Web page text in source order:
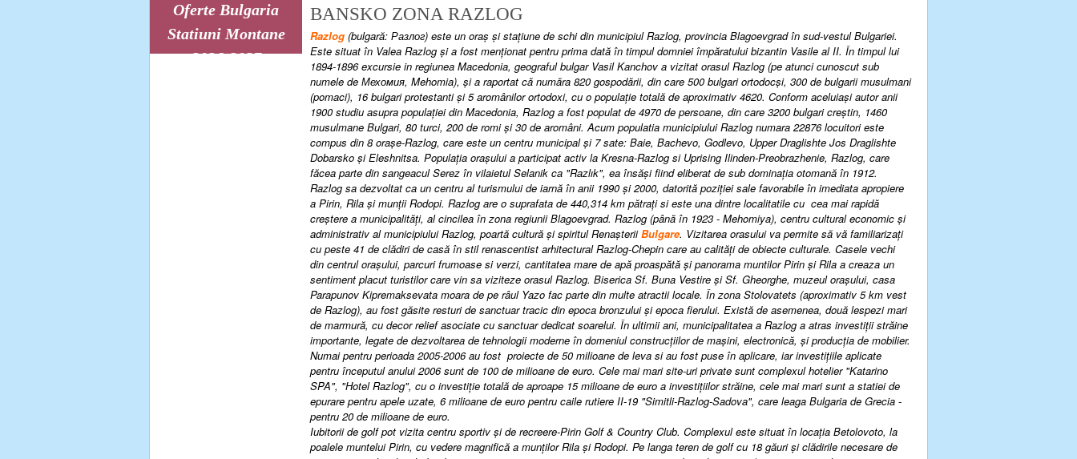
Oferte Bulgaria
Statiuni Montane
2026-2027
BANSKO ZONA RAZLOG
Razlog (bulgară: Разлог) este un oraş şi staţiune de schi din municipiul Razlog, provincia Blagoevgrad în sud-vestul Bulgariei.
Este situat în Valea Razlog şi a fost menţionat pentru prima dată în timpul domniei împăratului bizantin Vasile al II. În timpul lui
1894-1896 excursie in regiunea Macedonia, geograful bulgar Vasil Kanchov a vizitat orasul Razlog (pe atunci cunoscut sub
numele de Мехомия, Mehomia), şi a raportat că număra 820 gospodării, din care 500 bulgari ortodocşi, 300 de bulgarii musulmani
(pomaci), 16 bulgari protestanti şi 5 aromânilor ortodoxi, cu o populaţie totală de aproximativ 4620. Conform aceluiaşi autor anii
1900 studiu asupra populaţiei din Macedonia, Razlog a fost populat de 4970 de persoane, din care 3200 bulgari creştin, 1460
musulmane Bulgari, 80 turci, 200 de romi şi 30 de aromâni. Acum populatia municipiului Razlog numara 22876 locuitori este
compus din 8 oraşe-Razlog, care este un centru municipal şi 7 sate: Baie, Bachevo, Godlevo, Upper Draglishte Jos Draglishte
Dobarsko şi Eleshnitsa. Populaţia oraşului a participat activ la Kresna-Razlog si Uprising Ilinden-Preobrazhenie, Razlog, care
făcea parte din sangeacul Serez în vilaietul Selanik ca "Razlık", ea însăşi fiind eliberat de sub dominaţia otomană în 1912.
Razlog sa dezvoltat ca un centru al turismului de iarnă în anii 1990 şi 2000, datorită poziţiei sale favorabile în imediata apropiere
a Pirin, Rila şi munţii Rodopi. Razlog are o suprafata de 440,314 km pătraţi si este una dintre localitatile cu cea mai rapidă
creştere a municipalităţi, al cincilea în zona regiunii Blagoevgrad. Razlog (până în 1923 - Mehomiya), centru cultural economic şi
administrativ al municipiului Razlog, poartă cultură şi spiritul RenaşteriiBulgare. Vizitarea orasului va permite să vă familiarizaţi
cu peste 41 de clădiri de casă în stil renascentist arhitectural Razlog-Chepin care au calităţi de obiecte culturale. Casele vechi
din centrul oraşului, parcuri frumoase si verzi, cantitatea mare de apă proaspătă şi panorama muntilor Pirin şi Rila a creaza un
sentiment placut turistilor care vin sa viziteze orasul Razlog. Biserica Sf. Buna Vestire şi Sf. Gheorghe, muzeul oraşului, casa
Parapunov Kipremaksevata moara de pe râul Yazo fac parte din multe atractii locale. În zona Stolovatets (aproximativ 5 km vest
de Razlog), au fost găsite resturi de sanctuar tracic din epoca bronzului şi epoca fierului. Există de asemenea, două lespezi mari
de marmură, cu decor relief asociate cu sanctuar dedicat soarelui. În ultimii ani, municipalitatea a Razlog a atras investiţii străine
importante, legate de dezvoltarea de tehnologii moderne în domeniul construcţiilor de maşini, electronică, şi producţia de mobilier.
Numai pentru perioada 2005-2006 au fost proiecte de 50 milioane de leva si au fost puse în aplicare, iar investiţiile aplicate
pentru începutul anului 2006 sunt de 100 de milioane de euro. Cele mai mari site-uri private sunt complexul hotelier "Katarino
SPA", "Hotel Razlog", cu o investiţie totală de aproape 15 milioane de euro a investiţiilor străine, cele mai mari sunt a statiei de
epurare pentru apele uzate, 6 milioane de euro pentru caile rutiere II-19 "Simitli-Razlog-Sadova", care leaga Bulgaria de Grecia -
pentru 20 de milioane de euro.
Iubitorii de golf pot vizita centru sportiv şi de recreere-Pirin Golf & Country Club. Complexul este situat în locaţia Betolovoto, la
poalele muntelui Pirin, cu vedere magnifică a munţilor Rila şi Rodopi. Pe langa teren de golf cu 18găuri şi clădirile necesare de